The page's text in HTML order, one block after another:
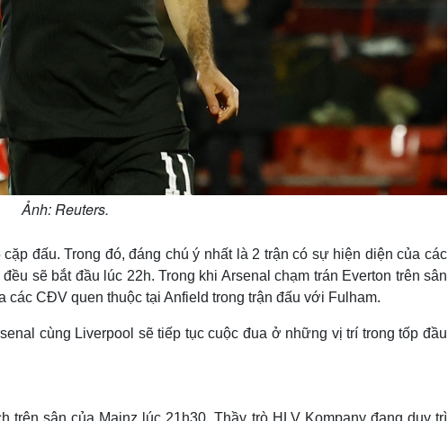
Ảnh: Reuters.
đấu. Trong đó, đáng chú ý nhất là 2 trận có sự hiện diện của các
sẽ bắt đầu lúc 22h. Trong khi Arsenal chạm trán Everton trên sân
CĐV quen thuộc tại Anfield trong trận đấu với Fulham.
cùng Liverpool sẽ tiếp tục cuộc đua ở những vị trí trong tốp đầu